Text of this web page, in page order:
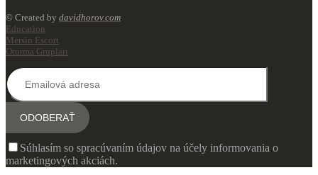
© Created by davidhorov.com
Education
Mersin Escort
Oturma Grupları
Súhlasím so spracúvaním údajov na účely informovania o
marketingových akciách.